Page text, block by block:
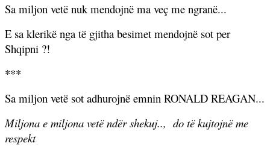
Sa miljon vetë nuk mendojnë ma veç me ngranë...
E sa klerikë nga të gjitha besimet mendojnë sot per
Shqipni ?!
***
Sa miljon vetë sot adhurojnë emnin RONALD REAGAN...
Miljona e miljona vetë ndër shekuj.., do të kujtojnë me
respekt